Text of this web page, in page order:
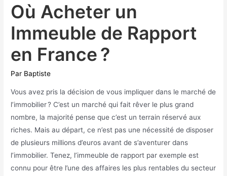
Où Acheter un
Immeuble de Rapport
en France ?
Par Baptiste
Vous avez pris la décision de vous impliquer dans le marché de
l’immobilier ? C’est un marché qui fait rêver le plus grand
nombre, la majorité pense que c’est un terrain réservé aux
riches. Mais au départ, ce n’est pas une nécessité de disposer
de plusieurs millions d’euros avant de s’aventurer dans
l’immobilier. Tenez, l’immeuble de rapport par exemple est
connu pour être l’une des affaires les plus rentables du secteur